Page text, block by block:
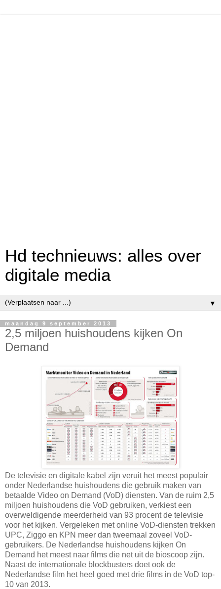
Hd technieuws: alles over
digitale media
▼
maandag 9 september 2013
2,5 miljoen huishoudens kijken On
Demand
De televisie en digitale kabel zijn veruit het meest populair
onder Nederlandse huishoudens die gebruik maken van
betaalde Video on Demand (VoD) diensten. Van de ruim 2,5
miljoen huishoudens die VoD gebruiken, verkiest een
overweldigende meerderheid van 93 procent de televisie
voor het kijken. Vergeleken met online VoD-diensten trekken
UPC, Ziggo en KPN meer dan tweemaal zoveel VoD-
gebruikers. De Nederlandse huishoudens kijken On
Demand het meest naar films die net uit de bioscoop zijn.
Naast de internationale blockbusters doet ook de
Nederlandse film het heel goed met drie films in de VoD top-
10 van 2013.